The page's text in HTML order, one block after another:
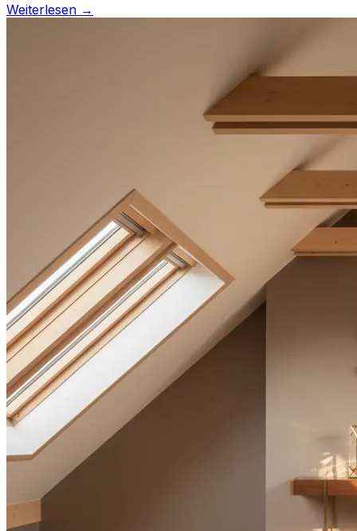
Weiterlesen →